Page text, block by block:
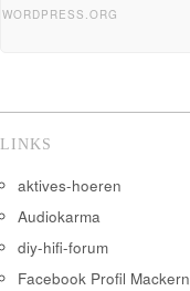
WORDPRESS.ORG
LINKS
aktives-hoeren
Audiokarma
diy-hifi-forum
Facebook Profil Mackern